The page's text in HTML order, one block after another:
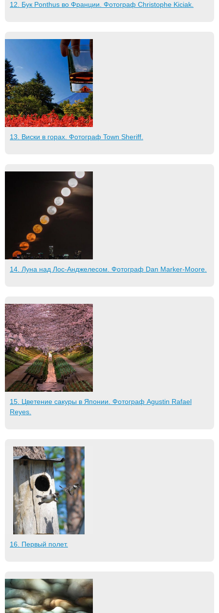
12. Бук Ponthus во Франции. Фотограф Christophe Kiciak.
13. Виски в горах. Фотограф Town Sheriff.
14. Луна над Лос-Анджелесом. Фотограф Dan Marker-Moore.
15. Цветение сакуры в Японии. Фотограф Agustin Rafael
Reyes.
16. Первый полет.